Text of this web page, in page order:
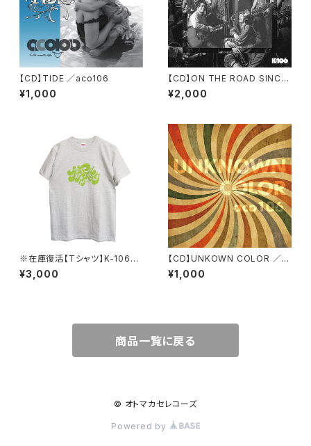
【CD】TIDE ／aco106
¥1,000
【CD】ON THE ROAD SINCE1
999 ／K-106
¥2,000
※在庫復活【Tシャツ】K-106公
式Tシャツ（オートミール）
¥3,000
【CD】UNKOWN COLOR ／a
co106
¥1,000
商品一覧に戻る
© オトマカセレコーズ
Powered by